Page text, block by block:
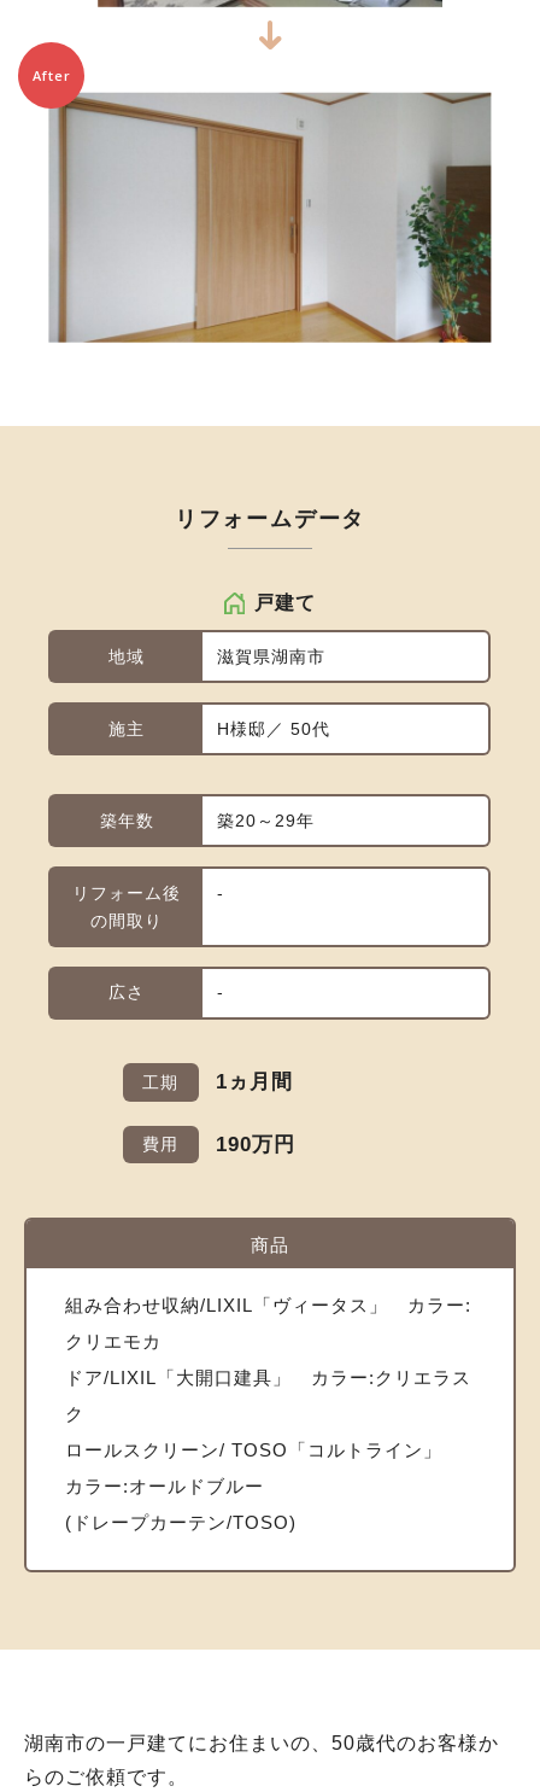
After
リフォームデータ
戸建て
地域 滋賀県湖南市
施主 H様邸／ 50代
築年数 築20～29年
リフォーム後
の間取り
-
広さ -
工期 1ヵ月間
費用 190万円
商品
組み合わせ収納/LIXIL「ヴィータス」 カラー:
クリエモカ
ドア/LIXIL「大開口建具」 カラー:クリエラス
ク
ロールスクリーン/ TOSO「コルトライン」
カラー:オールドブルー
(ドレープカーテン/TOSO)
湖南市の一戸建てにお住まいの、50歳代のお客様か
らのご依頼です。